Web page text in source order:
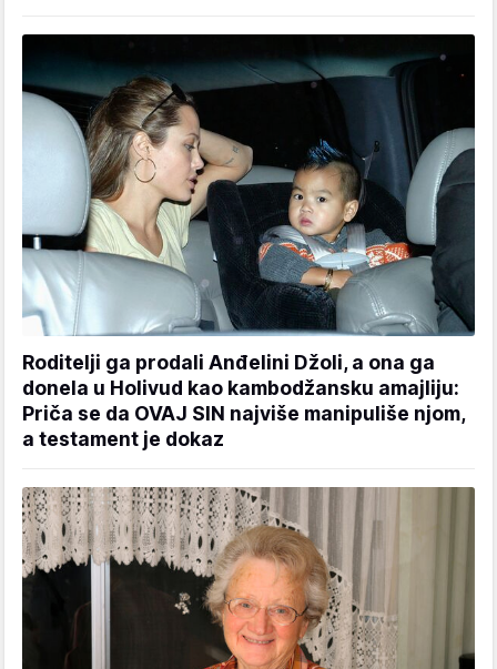
Roditelji ga prodali Anđelini Džoli, a ona ga
donela u Holivud kao kambodžansku amajliju:
Priča se da OVAJ SIN najviše manipuliše njom,
a testament je dokaz